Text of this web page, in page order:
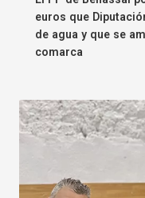
euros que
de agua y que se
comarca